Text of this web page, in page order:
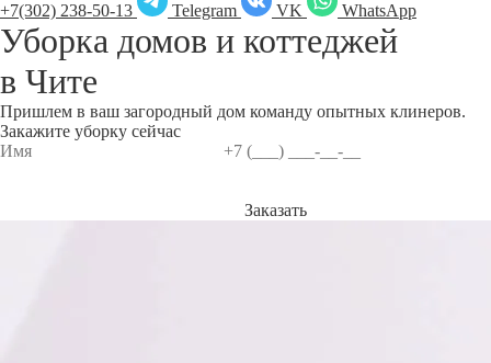
+7(302) 238-50-13
Telegram VK WhatsApp
Уборка домов и коттеджей
в Чите
Пришлем в ваш загородный дом команду опытных клинеров.
Закажите уборку сейчас
Заказать